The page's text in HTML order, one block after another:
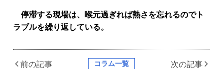
停滞する現場は、喉元過ぎれば熱さを忘れるのでト
ラブルを繰り返している。
前の記事 コラム一覧 次の記事